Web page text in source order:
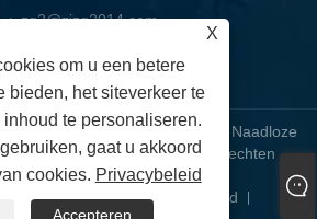
: zg2@zjzg2014.com
Fax: +86-579-89979099
Clothing Co., Ltd. - Naadloze
bh, naadloze leggings - alle rechten
voorbehouden
RSS | XML | Privacybeleid
X
om u een betere
bieden, het siteverkeer te
te personaliseren.
gaat u akkoord
cookies. Privacybeleid
Accepteren